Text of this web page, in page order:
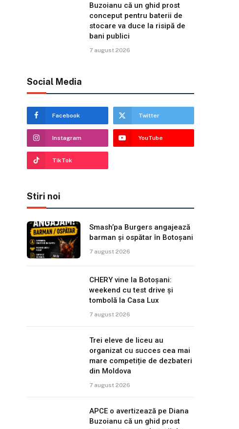
Buzoianu că un ghid prost
conceput pentru baterii de
stocare va duce la risipă de
bani publici
7 august 2026
Social Media
Facebook Twitter
Instagram YouTube
TikTok
Stiri noi
Smash’pa Burgers angajează
barman și ospătar în Botoșani
7 august 2026
CHERY vine la Botoșani:
weekend cu test drive și
tombolă la Casa Lux
7 august 2026
Trei eleve de liceu au
organizat cu succes cea mai
mare competiție de dezbateri
din Moldova
7 august 2026
APCE o avertizează pe Diana
Buzoianu că un ghid prost